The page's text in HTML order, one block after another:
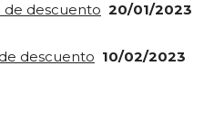
de descuento 20/01/2023
descuento 10/02/2023